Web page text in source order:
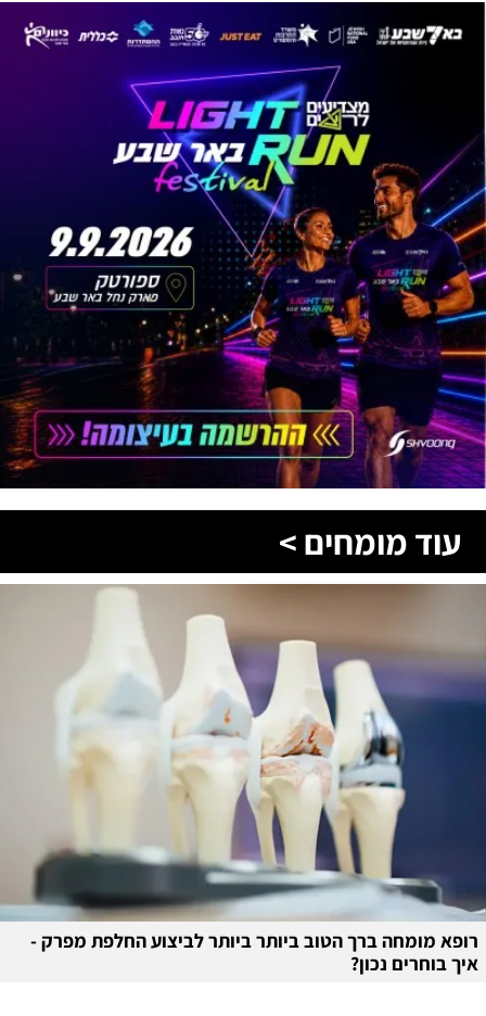
עוד מומחים >
רופא מומחה ברך הטוב ביותר ביותר לביצוע החלפת מפרק -
איך בוחרים נכון?